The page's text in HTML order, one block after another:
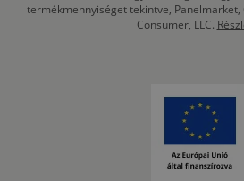
termékmennyiséget tekintve,
Consumer, LLC.